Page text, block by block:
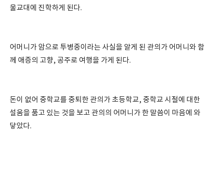
울교대에 진학하게 된다.
어머니가 암으로 투병중이라는 사실을 알게 된 관의가 어머니와 함
께 애증의 고향, 공주로 여행을 가게 된다.
돈이 없어 중학교를 중퇴한 관의가 초등학교, 중학교 시절에 대한
설움을 품고 있는 것을 보고 관의의 어머니가 한 말씀이 마음에 와
닿았다.